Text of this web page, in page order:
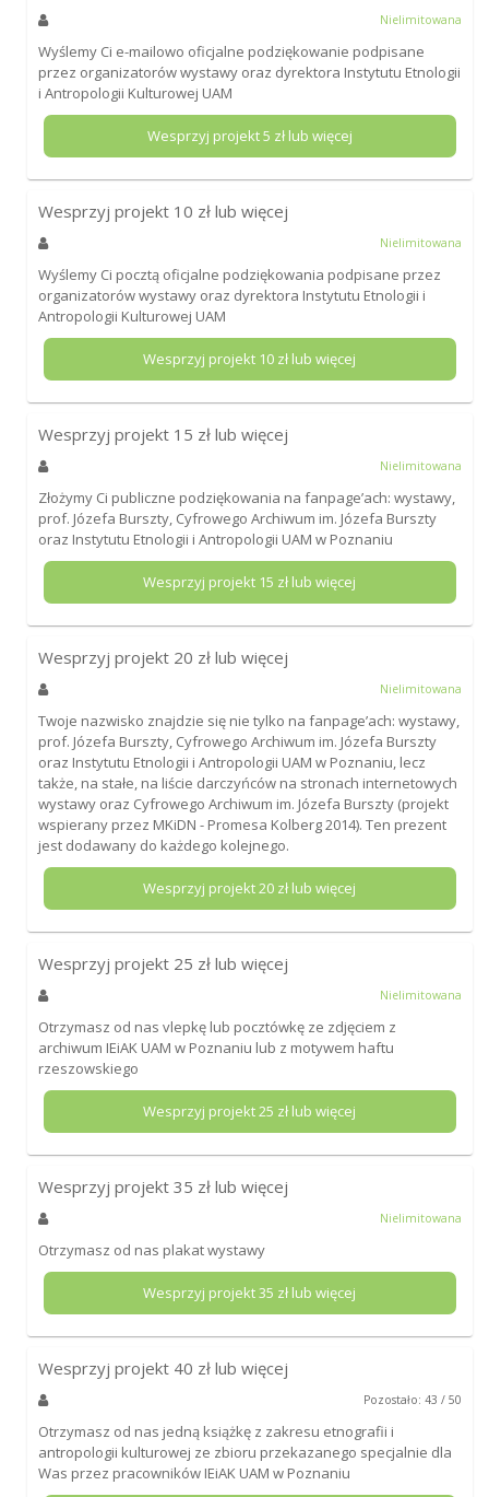
Nielimitowana
Wyślemy Ci e-mailowo oficjalne podziękowanie podpisane
przez organizatorów wystawy oraz dyrektora Instytutu Etnologii
i Antropologii Kulturowej UAM
Wesprzyj projekt5 zł lub więcej
Wesprzyj projekt 10 zł lub więcej
Nielimitowana
Wyślemy Ci pocztą oficjalne podziękowania podpisane przez
organizatorów wystawy oraz dyrektora Instytutu Etnologii i
Antropologii Kulturowej UAM
Wesprzyj projekt 10 zł lub więcej
Wesprzyj projekt 15 zł lub więcej
Nielimitowana
Złożymy Ci publiczne podziękowania na fanpage’ach: wystawy,
prof. Józefa Burszty, Cyfrowego Archiwum im. Józefa Burszty
oraz Instytutu Etnologii i Antropologii UAM w Poznaniu
Wesprzyj projekt 15 zł lub więcej
Wesprzyj projekt 20 zł lub więcej
Nielimitowana
Twoje nazwisko znajdzie się nie tylko na fanpage’ach: wystawy,
prof. Józefa Burszty, Cyfrowego Archiwum im. Józefa Burszty
oraz Instytutu Etnologii i Antropologii UAM w Poznaniu, lecz
także, na stałe, na liście darczyńców na stronach internetowych
wystawy oraz Cyfrowego Archiwum im. Józefa Burszty (projekt
wspierany przez MKiDN - Promesa Kolberg 2014). Ten prezent
jest dodawany do każdego kolejnego.
Wesprzyj projekt20 zł lub więcej
Wesprzyj projekt 25 zł lub więcej
Nielimitowana
Otrzymasz od nas vlepkę lub pocztówkę ze zdjęciem z
archiwum IEiAK UAM w Poznaniu lub z motywem haftu
rzeszowskiego
Wesprzyj projekt25 zł lub więcej
Wesprzyj projekt 35 zł lub więcej
Nielimitowana
Otrzymasz od nas plakat wystawy
Wesprzyj projekt35 zł lub więcej
Wesprzyj projekt 40 zł lub więcej
Pozostało: 43 / 50
Otrzymasz od nas jedną książkę z zakresu etnografii i
antropologii kulturowej ze zbioru przekazanego specjalnie dla
Was przez pracowników IEiAK UAM w Poznaniu